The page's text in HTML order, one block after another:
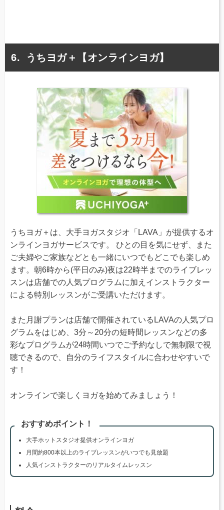
うちヨガ＋【オンラインヨガ】
うちヨガ＋は、大手ヨガスタジオ「LAVA」が提供するオ
ンラインヨガサービスです。 ひとの目を気にせず、また
ご夫婦やご家族などとも一緒にいつでもどこでも楽しめ
ます。朝6時から(平日のみ)夜は22時半までのライブレッ
スンは店舗での人気プログラムに加えインストラクター
による特別レッスンがご受講いただけます。
また月謝プランは店舗で開催されているLAVAの人気プロ
グラムをはじめ、3分～20分の短時間レッスンなどの多
彩なプログラムが24時間いつでご予約なしで無制限で視
聴できるので、自分のライフスタイルに合わせやすいで
す！
オンラインで楽しくヨガを始めてみましょう！
おすすめポイント！
大手ホットスタジオ提供オンラインヨガ
月間約800本以上のライブレッスンがいつでも見放題
人気インストラクターのリアルタイムレッスン